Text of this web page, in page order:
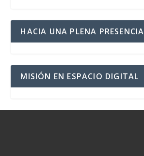
HACIA UNA PLENA PRESENCIA
MISIÓN EN ESPACIO DIGITAL